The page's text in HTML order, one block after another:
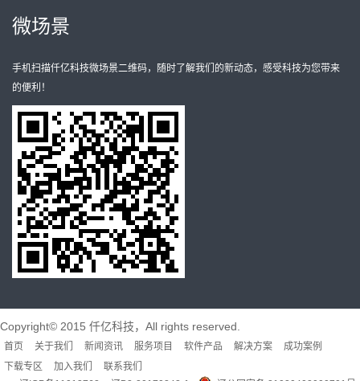
微场景
手机扫描仟亿科技微场景二维码，随时了解我们的新动态，感受科技为您带来
的便利！
Copyright© 2015 仟亿科技，All rights reserved.
首页 关于我们 新闻资讯 服务项目 软件产品 解决方案
成功案例
下载专区
加入我们
联系我们